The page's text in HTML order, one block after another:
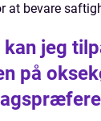
at bevare
kan jeg
på